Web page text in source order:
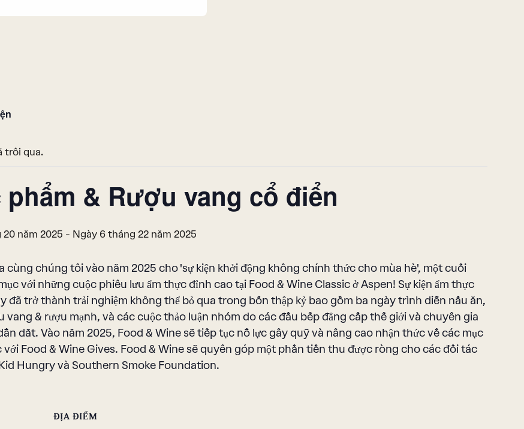
trôi qua.
& Rượu vang cổ điển
năm 2025 - Ngày 6 tháng 22 năm 2025
cùng chúng tôi vào năm 2025 cho 'sự kiện khởi động không chính thức cho mùa hè', một cuối
với những cuộc phiêu lưu ẩm thực đỉnh cao tại Food & Wine Classic ở Aspen! Sự kiện ẩm thực
đã trở thành trải nghiệm không thể bỏ qua trong bốn thập kỷ bao gồm ba ngày trình diễn nấu ăn,
vang & rượu mạnh, và các cuộc thảo luận nhóm do các đầu bếp đẳng cấp thế giới và chuyên gia
dắt. Vào năm 2025, Food & Wine sẽ tiếp tục nỗ lực gây quỹ và nâng cao nhận thức về các mục
với Food & Wine Gives. Food & Wine sẽ quyên góp một phần tiền thu được ròng cho các đối tác
Hungry và Southern Smoke Foundation.
ĐỊA ĐIỂM